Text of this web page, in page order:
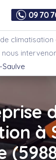
09 70
nous
à